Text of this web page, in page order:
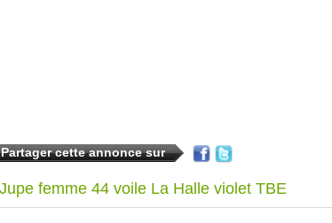
Partager cette annonce sur
Jupe femme 44 voile La Halle violet TBE